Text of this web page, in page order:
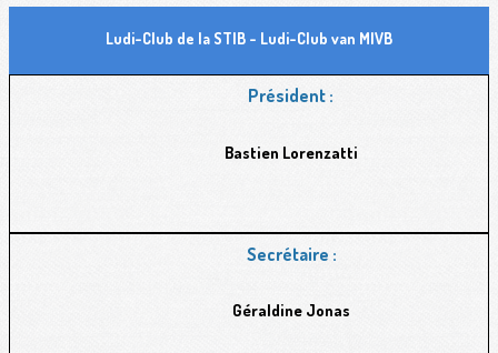
Ludi-Club de la STIB - Ludi-Club van MIVB
Président :
Bastien Lorenzatti
Secrétaire :
Géraldine Jonas